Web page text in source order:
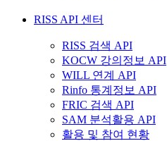
RISS API 센터
RISS 검색 API
KOCW 강의정보 API
WILL 연계 API
Rinfo 통계정보 API
FRIC 검색 API
SAM 분석활용 API
활용 및 참여 현황